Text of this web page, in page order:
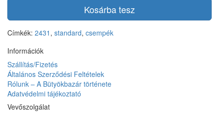
Kosárba tesz
Címkék: 2431 , standard, csempék
Információk
Szállítás/Fizetés
Általános Szerződési Feltételek
Rólunk – A Bütyökbazár története
Adatvédelmi tájékoztató
Vevőszolgálat